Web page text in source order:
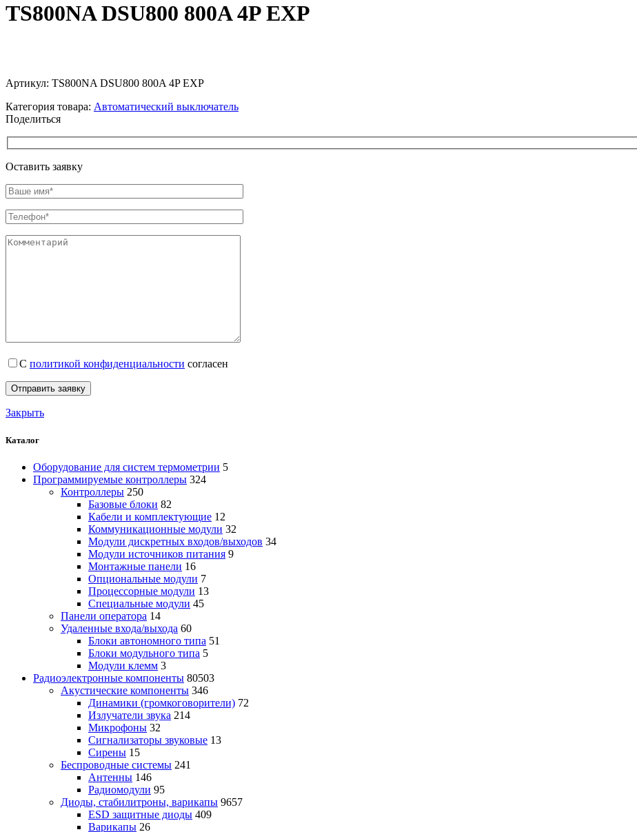
TS800NA DSU800 800A 4P EXP
Артикул: TS800NA DSU800 800A 4P EXP
Категория товара: Автоматический выключатель
Поделиться
Оставить заявку
С политикой конфиденциальности согласен
Закрыть
Каталог
Оборудование для систем термометрии 5
Программируемые контроллеры 324
Контроллеры 250
Базовые блоки 82
Кабели и комплектующие 12
Коммуникационные модули 32
Модули дискретных входов/выходов 34
Модули источников питания 9
Монтажные панели 16
Опциональные модули 7
Процессорные модули 13
Специальные модули 45
Панели оператора 14
Удаленные входа/выхода 60
Блоки автономного типа 51
Блоки модульного типа 5
Модули клемм 3
Радиоэлектронные компоненты 80503
Акустические компоненты 346
Динамики (громкоговорители) 72
Излучатели звука 214
Микрофоны 32
Сигнализаторы звуковые 13
Сирены 15
Беспроводные системы 241
Антенны 146
Радиомодули 95
Диоды, стабилитроны, варикапы 9657
ESD защитные диоды 409
Варикапы 26